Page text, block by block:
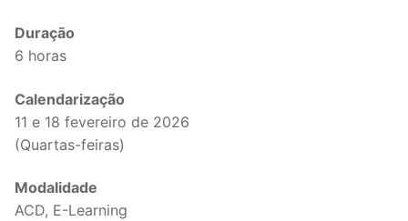
Sectores
PRÉ-ESCOLAR
1º CICLO
ENSINO ARTÍSTICO
Duração
6 horas
Calendarização
11 e 18 fevereiro de 2026
(Quartas-feiras)
Modalidade
ACD, E-Learning